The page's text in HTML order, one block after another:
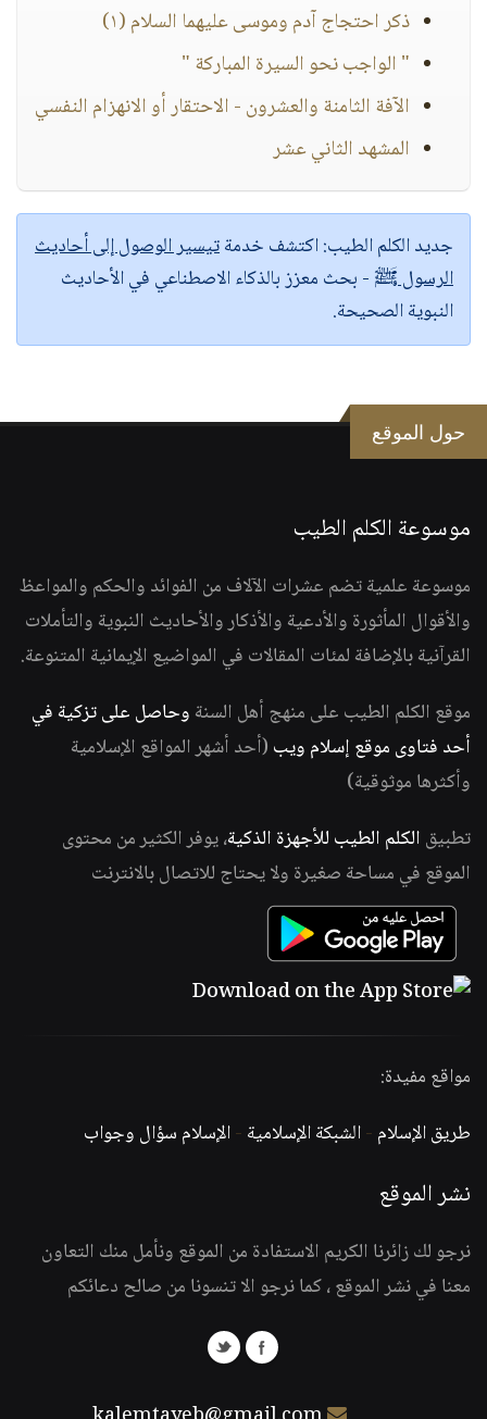
ذكر احتجاج آدم وموسى عليهما السلام (١)
" الواجب نحو السيرة المباركة "
الآفة الثامنة والعشرون - الاحتقار أو الانهزام النفسي
المشهد الثاني عشر
جديد الكلم الطيب:اكتشف خدمةتيسير الوصول إلى أحاديث
الرسول ﷺ - بحث معزز بالذكاء الاصطناعي في الأحاديث
النبوية الصحيحة.
حول الموقع
موسوعة الكلم الطيب
موسوعة علمية تضم عشرات الآلاف من الفوائد والحكم والمواعظ
والأقوال المأثورة والأدعية والأذكار والأحاديث النبوية والتأملات
القرآنية بالإضافة لمئات المقالات في المواضيع الإيمانية المتنوعة.
موقع الكلم الطيب على منهج أهل السنة وحاصل على تزكية في
أحد فتاوى موقع إسلام ويب (أحد أشهر المواقع الإسلامية
وأكثرها موثوقية)
تطبيق الكلم الطيب للأجهزة الذكية، يوفر الكثير من محتوى
الموقع في مساحة صغيرة ولا يحتاج للاتصال بالانترنت
مواقع مفيدة:
طريق الإسلام -الشبكة الإسلامية -الإسلام سؤال وجواب
نشر الموقع
نرجو لك زائرنا الكريم الاستفادة من الموقع ونأمل منك التعاون
معنا في نشر الموقع ، كما نرجو الا تنسونا من صالح دعائكم